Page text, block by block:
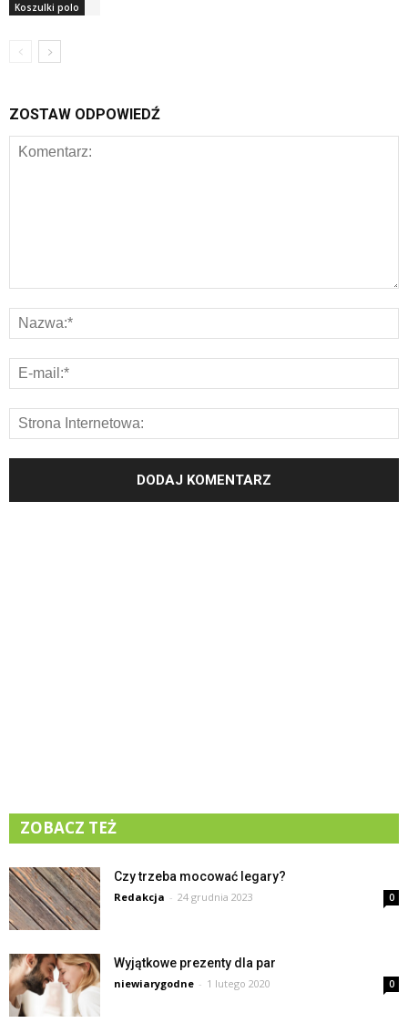
Koszulki polo
ZOSTAW ODPOWIEDŹ
ZOBACZ TEŻ
Czy trzeba mocować legary?
Redakcja - 24 grudnia 2023 0
Wyjątkowe prezenty dla par
niewiarygodne - 1 lutego 2020 0